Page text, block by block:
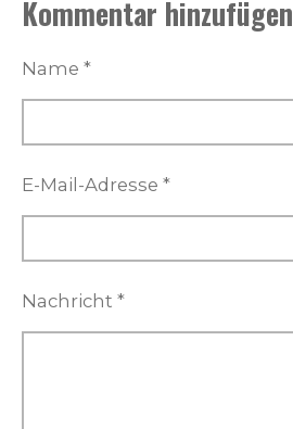
l
e
l
e
l
e
l
e
Kommentar hinzufügen
Name *
E-Mail-Adresse *
Nachricht *